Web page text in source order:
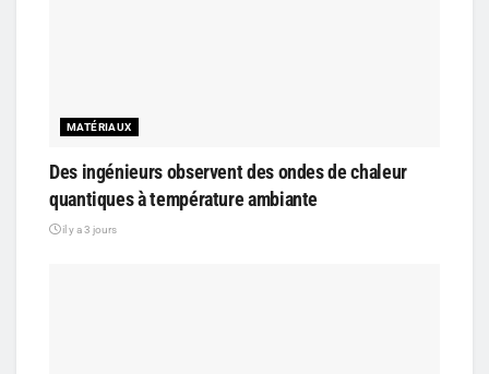
MATÉRIAUX
Des ingénieurs observent des ondes de chaleur
quantiques à température ambiante
il y a 3 jours